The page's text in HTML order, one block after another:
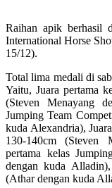
Raihan apik berhasil
International Horse
15/12).
Total lima medali di
Yaitu, Juara pertama
(Steven Menayang
Jumping Team
kuda Alexandria),
130-140cm (Steven
pertama kelas
dengan kuda
(Athar dengan kuda